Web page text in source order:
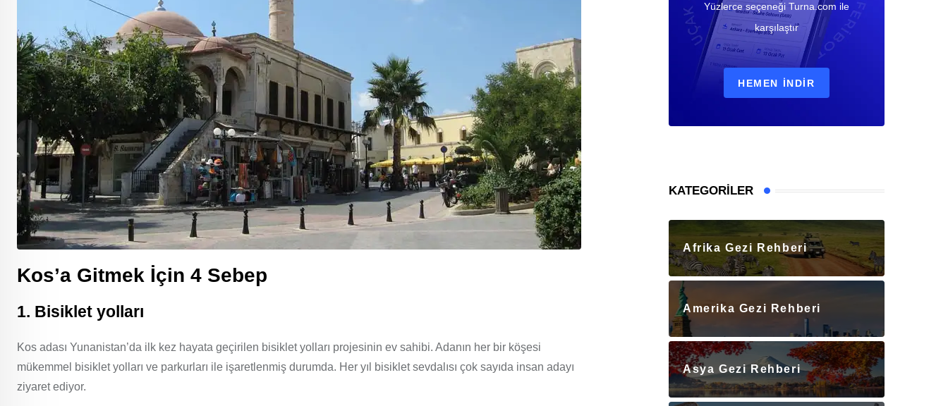
Kos’a Gitmek İçin 4 Sebep
1. Bisiklet yolları
Kos adası Yunanistan’da ilk kez hayata geçirilen bisiklet yolları projesinin ev sahibi. Adanın her bir köşesi
mükemmel bisiklet yolları ve parkurları ile işaretlenmiş durumda. Her yıl bisiklet sevdalısı çok sayıda insan adayı
ziyaret ediyor.
Yüzlerce seçeneği Turna.com ile
karşılaştır
HEMEN İNDIR
KATEGORILER
Afrika Gezi Rehberi
Amerika Gezi Rehberi
Asya Gezi Rehberi